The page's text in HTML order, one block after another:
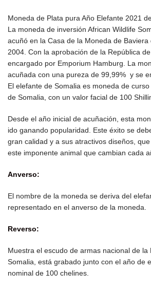
Moneda de Plata pura Año Elefante 2021
La moneda de inversión African Wildlife
acuñó en la Casa de la Moneda de Baviera
2004. Con la aprobación de la República
encargado por Emporium Hamburg. La
acuñada con una pureza de 99,99% y se
El elefante de Somalia es moneda de
de Somalia, con un valor facial de 100
Desde el año inicial de acuñación, esta
ido ganando popularidad. Este éxito se
gran calidad y a sus atractivos diseños,
este imponente animal que cambian cada
Anverso:
El nombre de la moneda se deriva del
representado en el anverso de la moneda.
Reverso:
Muestra el escudo de armas nacional de la
Somalia, está grabado junto con el año de
nominal de 100 chelines.